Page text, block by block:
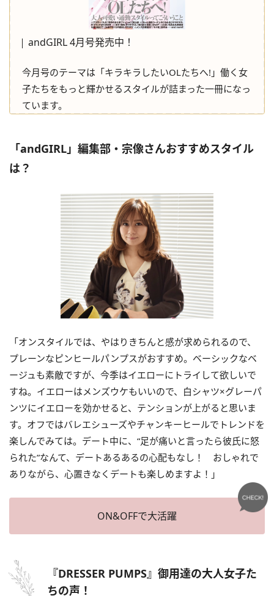
andGIRL 4月号発売中！
今月号のテーマは「キラキラしたいOLたちへ!」働く女
子たちをもっと輝かせるスタイルが詰まった一冊になっ
ています。
「andGIRL」編集部・宗像さんおすすめスタイル
は？
「オンスタイルでは、やはりきちんと感が求められるので、
プレーンなピンヒールパンプスがおすすめ。ベーシックなベ
ージュも素敵ですが、今季はイエローにトライして欲しいで
すね。イエローはメンズウケもいいので、白シャツ×グレーパ
ンツにイエローを効かせると、テンションが上がると思いま
す。オフではバレエシューズやチャンキーヒールでトレンドを
楽しんでみては。デート中に、“足が痛いと言ったら彼氏に怒
られた”なんて、デートあるあるの心配もなし！ おしゃれで
ありながら、心置きなくデートも楽しめますよ！」
ON&OFFで大活躍
『DRESSER PUMPS』御用達の大人女子た
ちの声！